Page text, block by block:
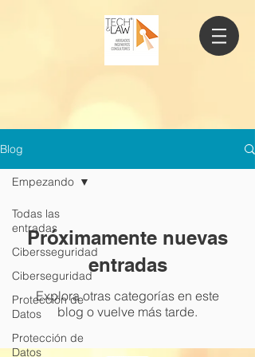
Blog
Todas las
entradas
Cibersseguridad
Ciberseguridad
Protección de
Datos
Protección de
Datos
Empezando
Próximamente nuevas
entradas
Explora otras categorías en este
blog o vuelve más tarde.